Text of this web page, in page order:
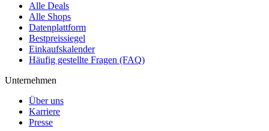
Alle Deals
Alle Shops
Datenplattform
Bestpreissiegel
Einkaufskalender
Häufig gestellte Fragen (FAQ)
Unternehmen
Über uns
Karriere
Presse